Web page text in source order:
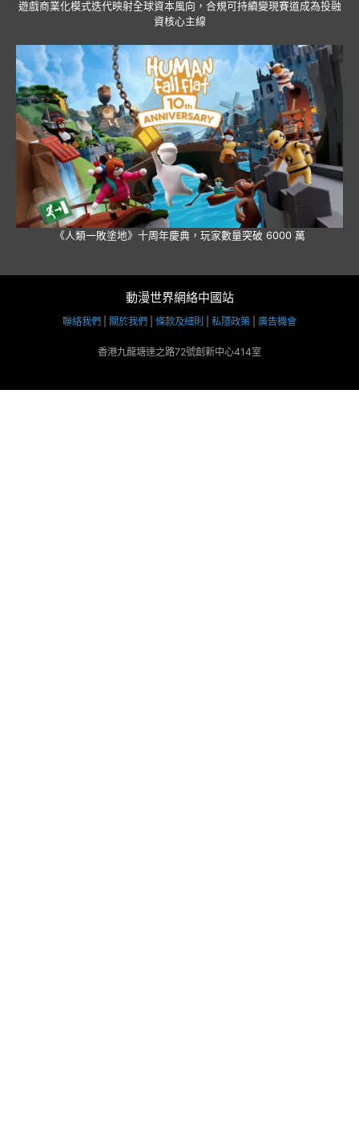
遊戲商業化模式迭代映射全球資本風向，合規可持續變現賽道成為投融
資核心主線
《人類一敗塗地》十周年慶典，玩家數量突破 6000 萬
動漫世界網絡中國站
聯絡我們 關於我們 條款及細則 私隱政策 廣告機會
香港九龍塘達之路72號創新中心414室